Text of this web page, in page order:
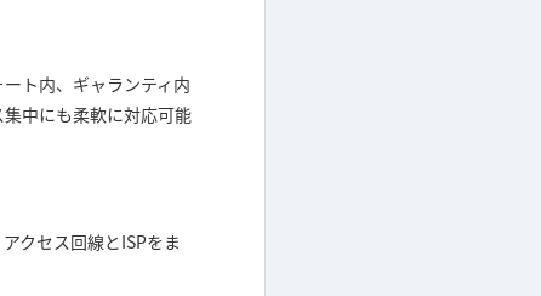
ト内、ギャランティ内
中にも柔軟に対応可能
クセス回線とISPをま